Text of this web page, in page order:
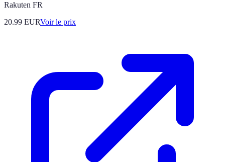
Rakuten FR
20.99 EURVoir le prix